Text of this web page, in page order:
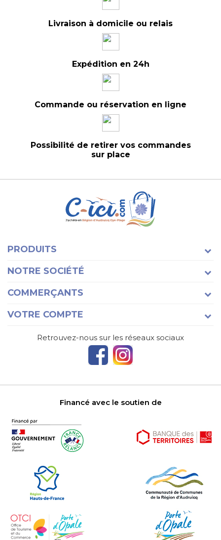
Livraison à domicile ou relais
Expédition en 24h
Commande ou réservation en ligne
Possibilité de retirer vos commandes
sur place
PRODUITS
NOTRE SOCIÉTÉ
COMMERÇANTS
VOTRE COMPTE
Retrouvez-nous sur les réseaux sociaux
Financé avec le soutien de